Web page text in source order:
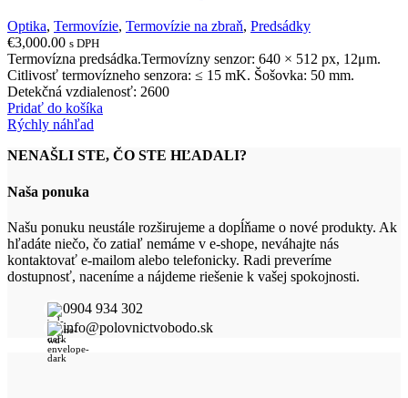
Optika, Termovízie, Termovízie na zbraň, Predsádky
€3,000.00 s DPH
Termovízna predsádka.Termovízny senzor: 640 × 512 px, 12μm.
Citlivosť termovízneho senzora: ≤ 15 mK. Šošovka: 50 mm.
Detekčná vzdialenosť: 2600
Pridať do košíka
Rýchly náhľad
NENAŠLI STE, ČO STE HĽADALI?
Naša ponuka
Našu ponuku neustále rozširujeme a dopĺňame o nové produkty. Ak
hľadáte niečo, čo zatiaľ nemáme v e-shope, neváhajte nás
kontaktovať e-mailom alebo telefonicky. Radi preveríme
dostupnosť, naceníme a nájdeme riešenie k vašej spokojnosti.
0904 934 302
info@polovnictvobodo.sk